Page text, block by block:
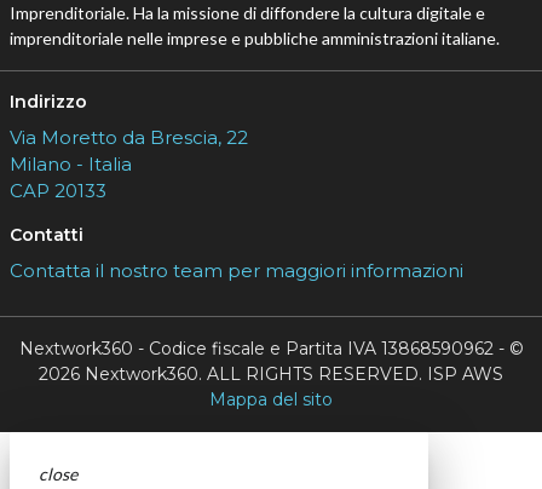
Imprenditoriale. Ha la missione di diffondere la cultura digitale e
imprenditoriale nelle imprese e pubbliche amministrazioni italiane.
Indirizzo
Via Moretto da Brescia, 22
Milano - Italia
CAP 20133
Contatti
Contatta il nostro team per maggiori informazioni
Nextwork360 - Codice fiscale e Partita IVA 13868590962 - ©
2026 Nextwork360. ALL RIGHTS RESERVED. ISP AWS
Mappa del sito
close